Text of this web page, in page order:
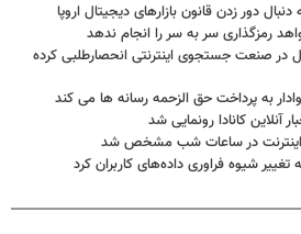
دور زدن قانون بازارهای دیجیتال اروپا
رمزگذاری سر به سر را انجام ندهد
در صنعت جستجوی اینترنتی انحصارطلبی کرده
به پرداخت حق الزحمه رسانه ها می کند
آنلاین کانادا رونمایی شد
در ساعات شب مشخص شد
تغییر شیوه فراوری داده‌های کاربران کرد